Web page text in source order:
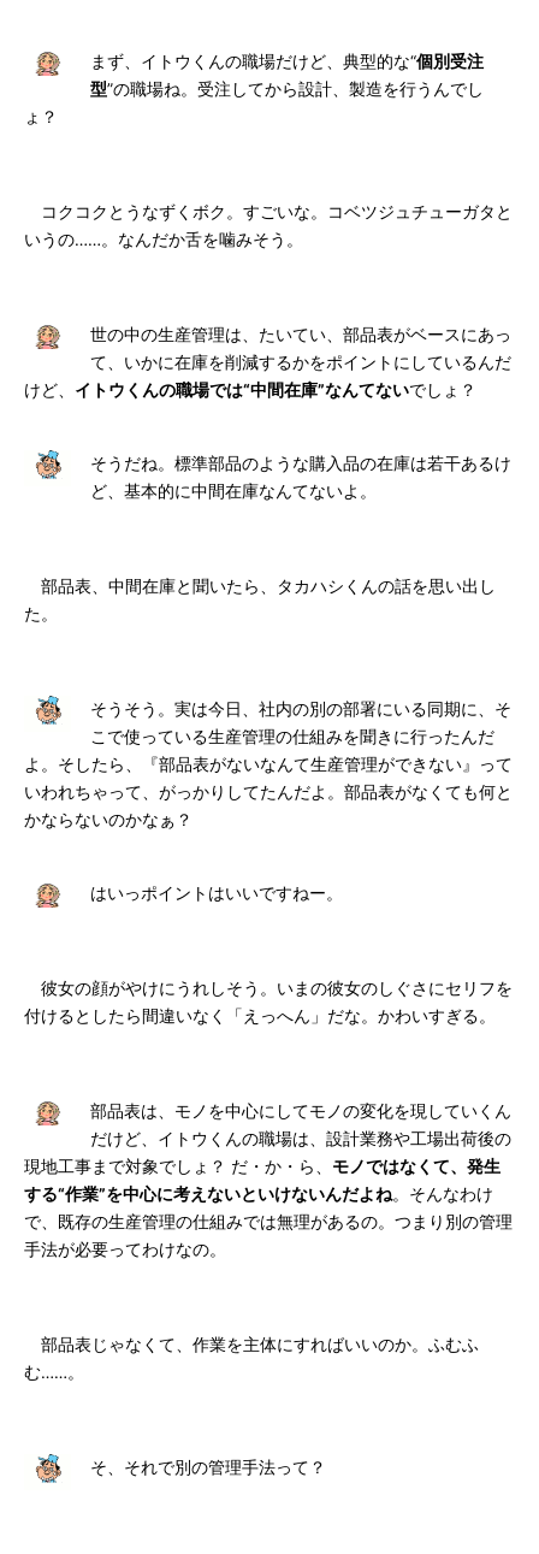
まず、イトウくんの職場だけど、典型的な“個別受注
型”の職場ね。受注してから設計、製造を行うんでし
ょ？
コクコクとうなずくボク。すごいな。コベツジュチューガタと
いうの……。なんだか舌を噛みそう。
世の中の生産管理は、たいてい、部品表がベースにあっ
て、いかに在庫を削減するかをポイントにしているんだ
けど、 イトウくんの職場では“中間在庫”なんてないでしょ？
そうだね。標準部品のような購入品の在庫は若干あるけ
ど、基本的に中間在庫なんてないよ。
部品表、中間在庫と聞いたら、タカハシくんの話を思い出し
た。
そうそう。実は今日、社内の別の部署にいる同期に、そ
こで使っている生産管理の仕組みを聞きに行ったんだ
よ。そしたら、『部品表がないなんて生産管理ができない』って
いわれちゃって、がっかりしてたんだよ。部品表がなくても何と
かならないのかなぁ？
はいっポイントはいいですねー。
彼女の顔がやけにうれしそう。いまの彼女のしぐさにセリフを
付けるとしたら間違いなく「えっへん」だな。かわいすぎる。
部品表は、モノを中心にしてモノの変化を現していくん
だけど、イトウくんの職場は、設計業務や工場出荷後の
現地工事まで対象でしょ？ だ・か・ら、 モノではなくて、発生
する“作業”を中心に考えないといけないんだよね。そんなわけ
で、既存の生産管理の仕組みでは無理があるの。つまり別の管理
手法が必要ってわけなの。
部品表じゃなくて、作業を主体にすればいいのか。ふむふ
む……。
そ、それで別の管理手法って？